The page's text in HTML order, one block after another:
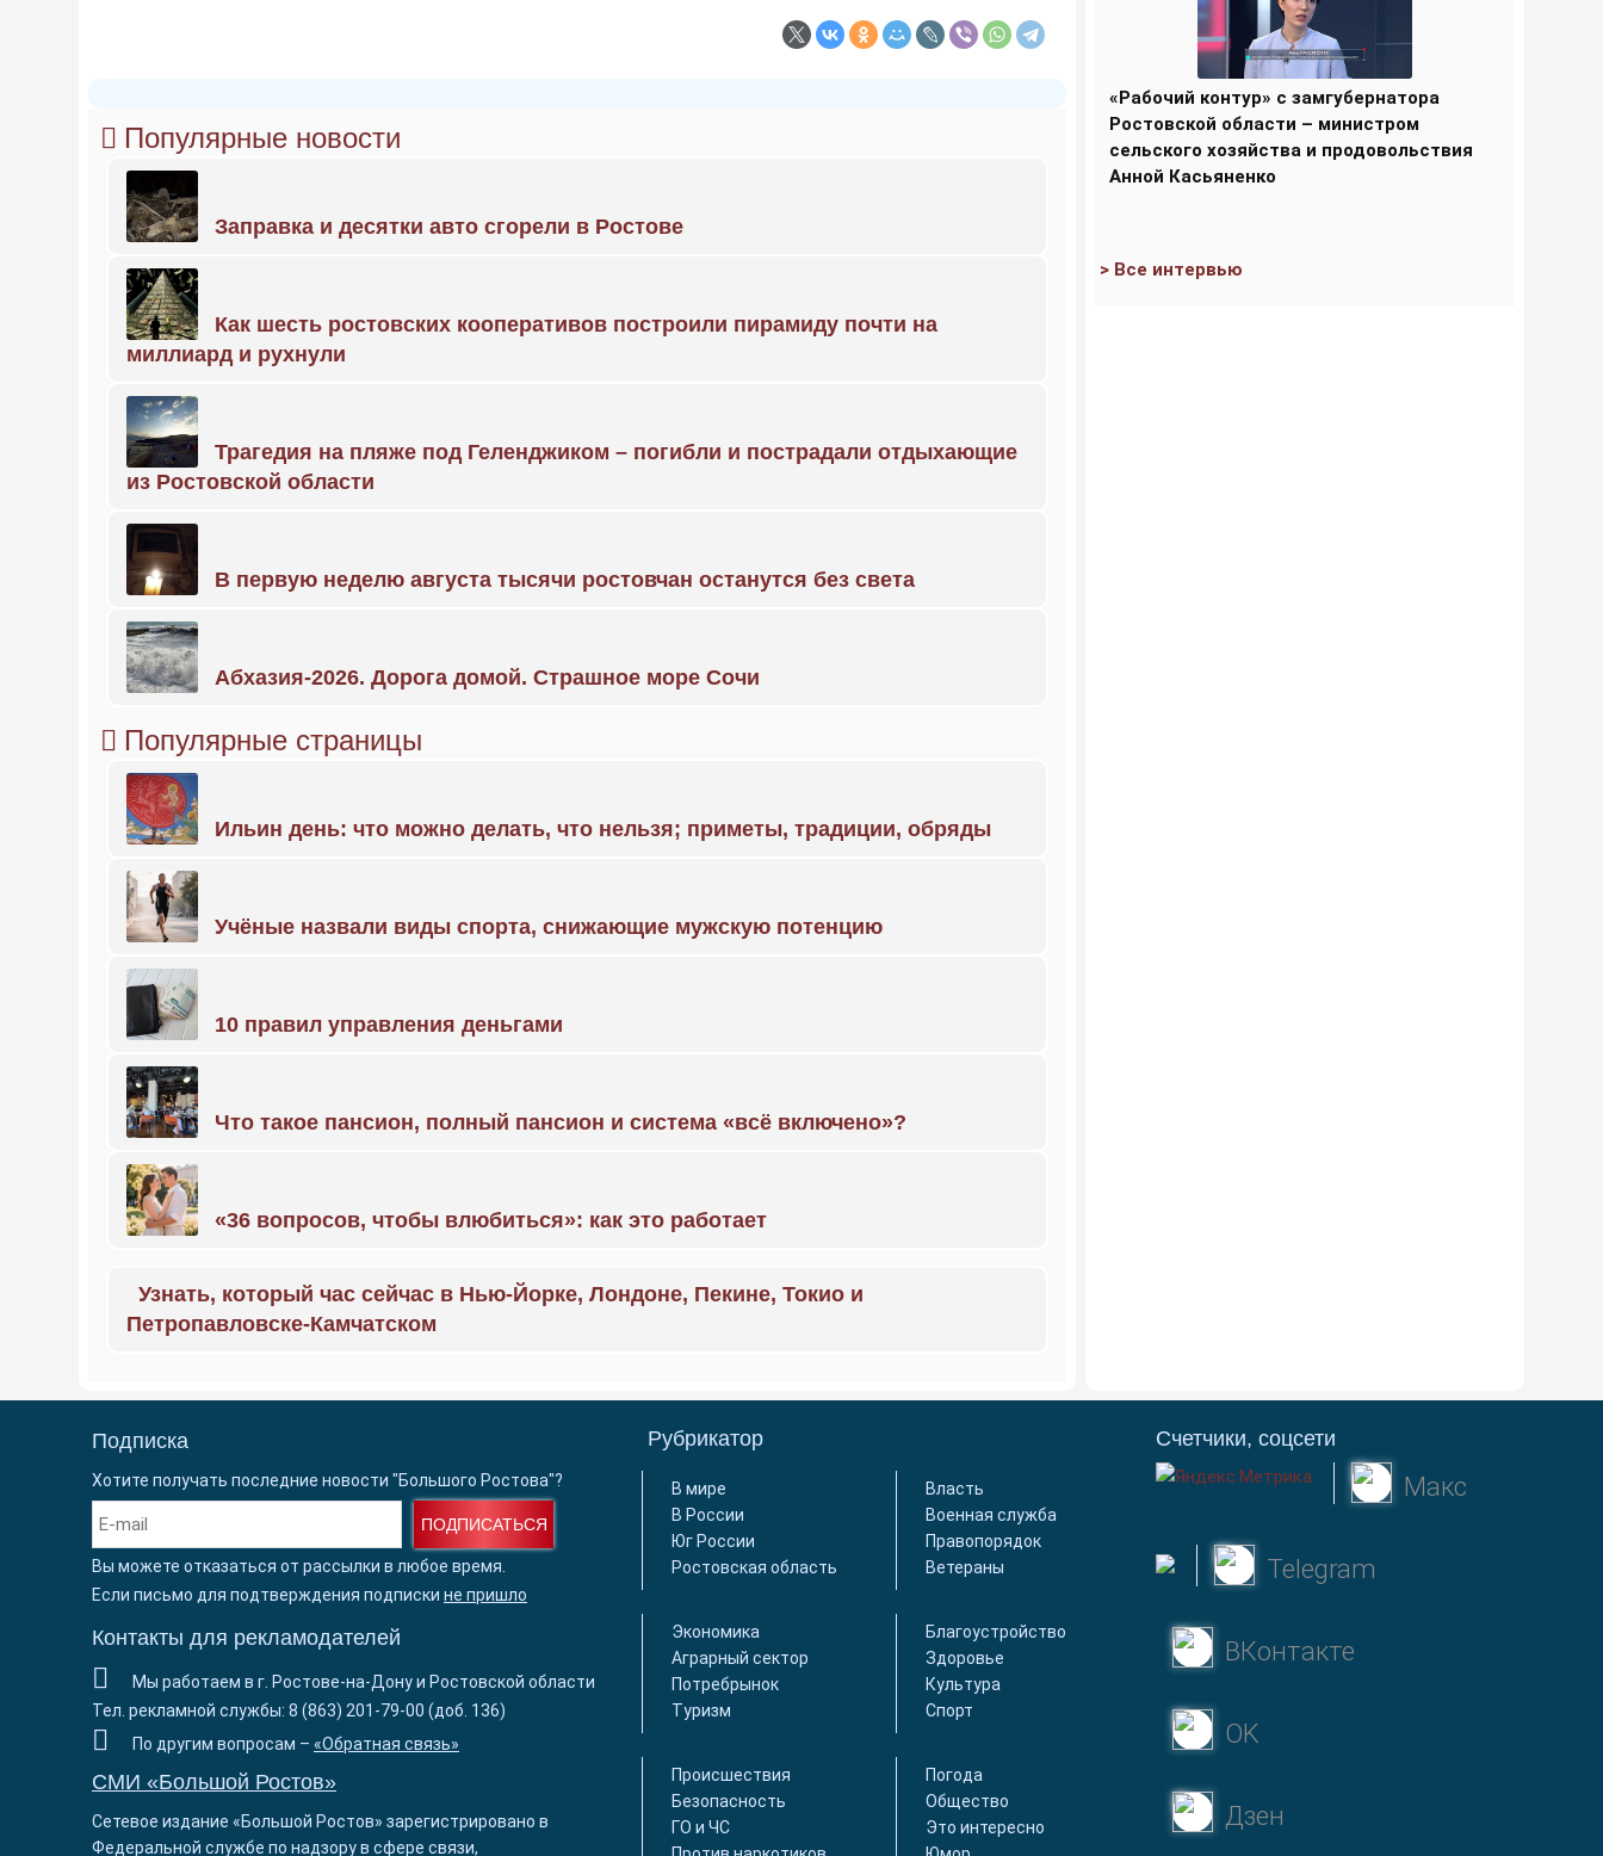
Популярные новости
Заправка и десятки авто сгорели в Ростове
Как шесть ростовских кооперативов построили пирамиду почти на
миллиард и рухнули
Трагедия на пляже под Геленджиком – погибли и пострадали отдыхающие
из Ростовской области
В первую неделю августа тысячи ростовчан останутся без света
Абхазия-2026. Дорога домой. Страшное море Сочи
Популярные страницы
Ильин день: что можно делать, что нельзя; приметы, традиции, обряды
Учёные назвали виды спорта, снижающие мужскую потенцию
10 правил управления деньгами
Что такое пансион, полный пансион и система «всё включено»?
«36 вопросов, чтобы влюбиться»: как это работает
Узнать, который час сейчас в Нью-Йорке, Лондоне, Пекине, Токио и
Петропавловске-Камчатском
«Рабочий контур» с замгубернатора
Ростовской области – министром
сельского хозяйства и продовольствия
Анной Касьяненко
> Все интервью
Подписка
Хотите получать последние новости "Большого Ростова"?
ПОДПИСАТЬСЯ
Вы можете отказаться от рассылки в любое время.
Если письмо для подтверждения подписки не пришло
Контакты для рекламодателей
Мы работаем в г. Ростове-на-Дону и Ростовской области
Тел. рекламной службы: 8 (863) 201-79-00 (доб. 136)
По другим вопросам – «Обратная связь»
СМИ «Большой Ростов»
Сетевое издание «Большой Ростов» зарегистрировано в
Федеральной службе по надзору в сфере связи,
Рубрикатор
В мире
В России
Юг России
Ростовская область
Власть
Военная служба
Правопорядок
Ветераны
Экономика
Аграрный сектор
Потребрынок
Туризм
Благоустройство
Здоровье
Культура
Спорт
Происшествия
Безопасность
ГО и ЧС
Погода
Общество
Это интересно
Счетчики, соцсети
Макс
Telegram
ВКонтакте
OK
Дзен